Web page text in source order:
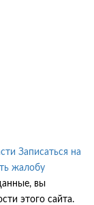
Записаться на
жалобу
вы
этого сайта.